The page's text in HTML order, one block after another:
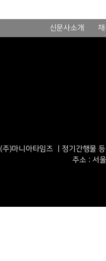
신문사소개
(주)마니아타임즈 ㅣ정기간행물
주소 : 서